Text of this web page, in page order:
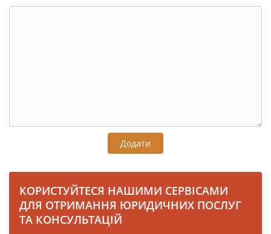
Додати
КОРИСТУЙТЕСЯ НАШИМИ СЕРВІСАМИ
ДЛЯ ОТРИМАННЯ ЮРИДИЧНИХ ПОСЛУГ
ТА КОНСУЛЬТАЦІЙ